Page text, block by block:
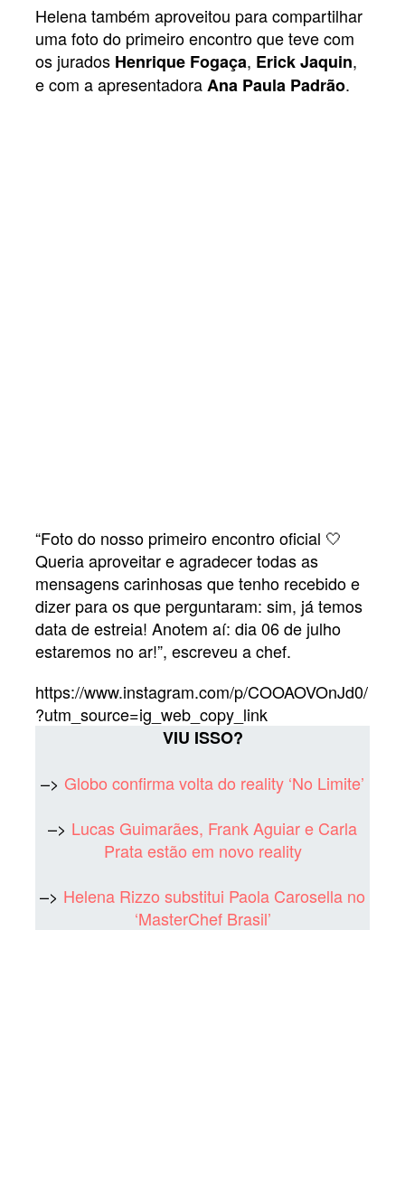
Helena também aproveitou para compartilhar
uma foto do primeiro encontro que teve com
os jurados Henrique Fogaça, Erick Jaquin,
e com a apresentadoraAna Paula Padrão.
“Foto do nosso primeiro encontro oficial 🤍
Queria aproveitar e agradecer todas as
mensagens carinhosas que tenho recebido e
dizer para os que perguntaram: sim, já temos
data de estreia! Anotem aí: dia 06 de julho
estaremos no ar!”, escreveu a chef.
https://www.instagram.com/p/COOAOVOnJd0/
?utm_source=ig_web_copy_link
VIU ISSO?
–> Globo confirma volta do reality ‘No Limite’
–> Lucas Guimarães, Frank Aguiar e Carla
Prata estão em novo reality
–> Helena Rizzo substitui Paola Carosella no
‘MasterChef Brasil’